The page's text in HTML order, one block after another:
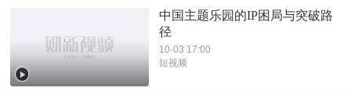
中国主题乐园的IP困局与突破路
径
10-03 17:00
短视频